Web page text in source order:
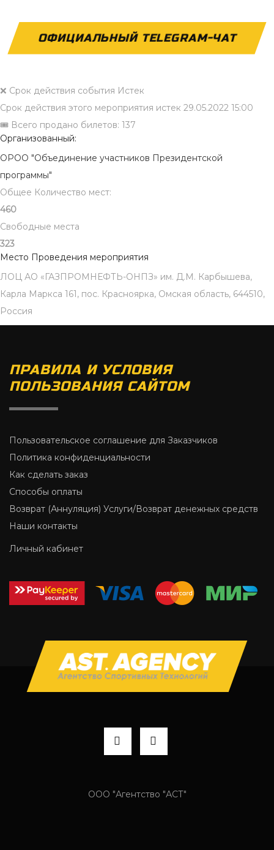
ОФИЦИАЛЬНЫЙ TELEGRAM-ЧАТ
❌ Срок действия события Истек
Срок действия этого мероприятия истек 29.05.2022 15:00
🎟 Всего продано билетов: 137
Организованный:
ОРОО "Объединение участников Президентской
программы"
Общее Количество мест:
460
Свободные места
323
Место Проведения мероприятия
ЛОЦ АО «ГАЗПРОМНЕФТЬ-ОНПЗ» им. Д.М. Карбышева,
Карла Маркса 161, пос. Красноярка, Омская область, 644510,
Россия
ПРАВИЛА И УСЛОВИЯ
ПОЛЬЗОВАНИЯ САЙТОМ
Пользовательское соглашение для Заказчиков
Политика конфиденциальности
Как сделать заказ
Способы оплаты
Возврат (Аннуляция) Услуги/Возврат денежных средств
Наши контакты
Личный кабинет
ООО "Агентство "АСТ"